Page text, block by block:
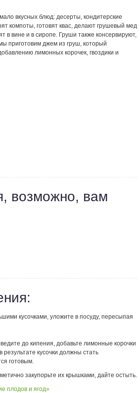
вкусных блюд: десерты, кондитерские
компоты, готовят квас, делают грушевый мед
в вине и в сиропе. Груши также консервируют,
приготовим джем из груш, который
лимонных корочек, гвоздики и
возможно, вам
кусочками, уложите в посуду, пересыпая
до кипения, добавьте лимонные корочки
результате кусочки должны стать
готовым.
закупорьте их крышками, дайте остыть.
плодов и ягод»